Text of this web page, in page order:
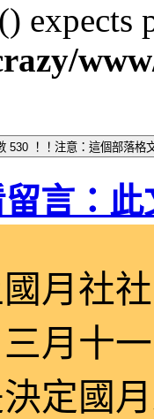
expects
留言：
月社社
月十
決定國